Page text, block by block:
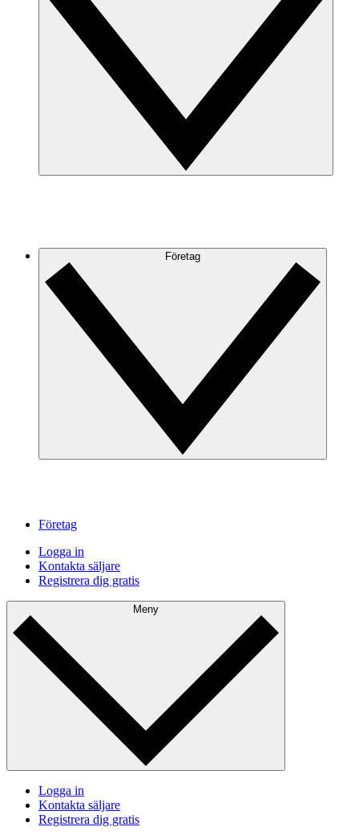
Företag
Företag
Logga in
Kontakta säljare
Registrera dig gratis
Meny
Logga in
Kontakta säljare
Registrera dig gratis